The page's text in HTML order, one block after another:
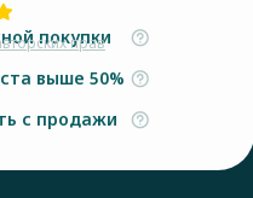
прав
покупки
выше 50%
с продажи